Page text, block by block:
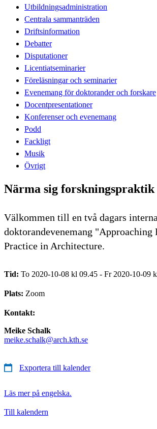
Utbildningsadministration
Centrala sammanträden
Driftsinformation
Debatter
Disputationer
Licentiatseminarier
Föreläsningar och seminarier
Evenemang för doktorander och forskare
Docentpresentationer
Konferenser och evenemang
Podd
Fackligt
Musik
Övrigt
Närma sig
Välkommen till en två dagars
doktorandevenemang "Approaching
Practice in Architecture.
Tid: To 2020-10-08 kl 09.45 - Fr 2020-10-09
Plats: Zoom
Kontakt:
Meike Schalk
meike.schalk@arch.kth.se
Exportera till kalender
Läs mer på engelska.
Till kalendern